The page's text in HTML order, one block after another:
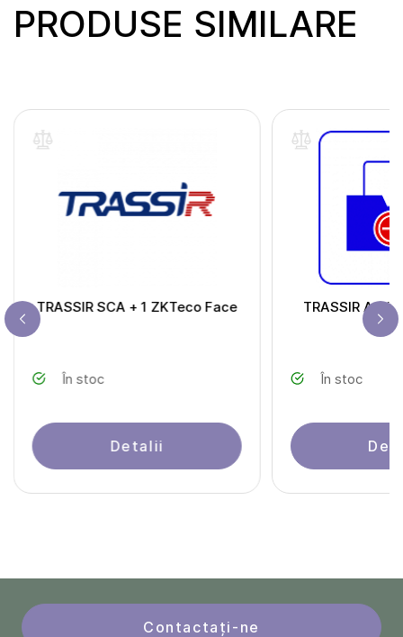
PRODUSE SIMILARE
TRASSIR SCA + 1 ZKTeco Face
În stoc
Detalii
TRASSIR
În stoc
Contactați-ne